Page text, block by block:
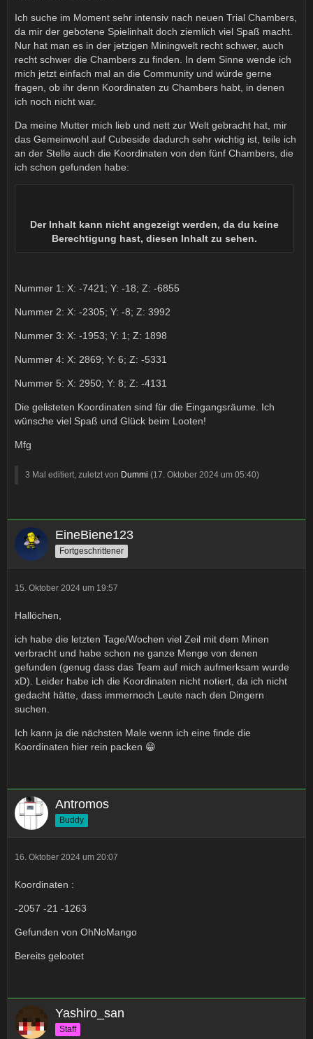
Ich suche im Moment sehr intensiv nach neuen Trial Chambers,
da mir der gebotene Spielinhalt doch ziemlich viel Spaß macht.
Nur hat man es in der jetzigen Miningwelt recht schwer, auch
recht schwer die Chambers zu finden. In dem Sinne wende ich
mich jetzt einfach mal an die Community und würde gerne
fragen, ob ihr denn Koordinaten zu Chambers habt, in denen
ich noch nicht war.
Da meine Mutter mich lieb und nett zur Welt gebracht hat, mir
das Gemeinwohl auf Cubeside dadurch sehr wichtig ist, teile ich
an der Stelle auch die Koordinaten von den fünf Chambers, die
ich schon gefunden habe:
Der Inhalt kann nicht angezeigt werden, da du keine
Berechtigung hast, diesen Inhalt zu sehen.
Nummer 1: X: -7421; Y: -18; Z: -6855
Nummer 2: X: -2305; Y: -8; Z: 3992
Nummer 3: X: -1953; Y: 1; Z: 1898
Nummer 4: X: 2869; Y: 6; Z: -5331
Nummer 5: X: 2950; Y: 8; Z: -4131
Die gelisteten Koordinaten sind für die Eingangsräume. Ich
wünsche viel Spaß und Glück beim Looten!
Mfg
3 Mal editiert, zuletzt von Dummi (17. Oktober 2024 um 05:40)
EineBiene123
Fortgeschrittener
15. Oktober 2024 um 19:57
Hallöchen,
ich habe die letzten Tage/Wochen viel Zeil mit dem Minen
verbracht und habe schon ne ganze Menge von denen
gefunden (genug dass das Team auf mich aufmerksam wurde
xD). Leider habe ich die Koordinaten nicht notiert, da ich nicht
gedacht hätte, dass immernoch Leute nach den Dingern
suchen.
Ich kann ja die nächsten Male wenn ich eine finde die
Koordinaten hier rein packen 😁
Antromos
Buddy
16. Oktober 2024 um 20:07
Koordinaten :
-2057 -21 -1263
Gefunden von OhNoMango
Bereits gelootet
Yashiro_san
Staff